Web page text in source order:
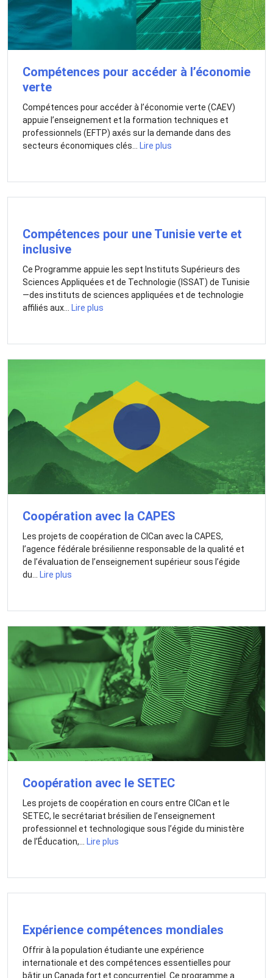
Compétences pour accéder à l’économie
verte
Compétences pour accéder à l’économie verte (CAEV)
appuie l’enseignement et la formation techniques et
professionnels (EFTP) axés sur la demande dans des
secteurs économiques clés...
Lire plus
Compétences pour une Tunisie verte et
inclusive
Ce Programme appuie les sept Instituts Supérieurs des
Sciences Appliquées et de Technologie (ISSAT) de Tunisie
—des instituts de sciences appliquées et de technologie
affiliés aux...
Lire plus
Coopération avec la CAPES
Les projets de coopération de CICan avec la CAPES,
l’agence fédérale brésilienne responsable de la qualité et
de l’évaluation de l’enseignement supérieur sous l’égide
du...
Lire plus
Coopération avec le SETEC
Les projets de coopération en cours entre CICan et le
SETEC, le secrétariat brésilien de l’enseignement
professionnel et technologique sous l’égide du ministère
de l’Éducation,...
Lire plus
Expérience compétences mondiales
Offrir à la population étudiante une expérience
internationale et des compétences essentielles pour
bâtir un Canada fort et concurrentiel. Ce programme a